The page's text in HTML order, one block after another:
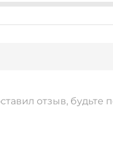
отзыв, будьте